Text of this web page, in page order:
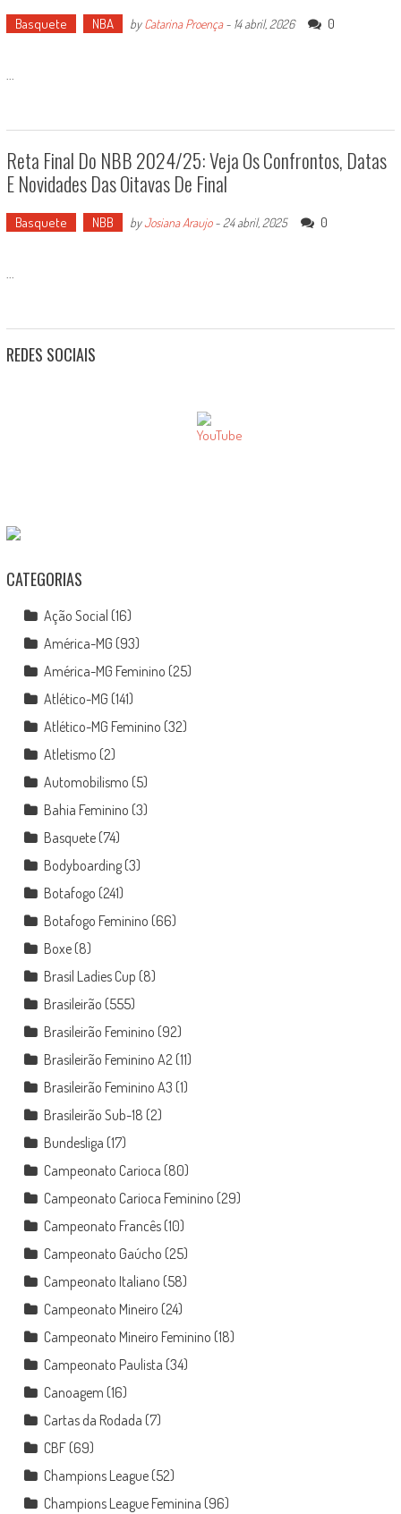
Basquete NBA byCatarina Proença- 14 abril, 2026 0
...
Reta Final Do NBB 2024/25: Veja Os Confrontos, Datas
E Novidades Das Oitavas De Final
Basquete NBB byJosiana Araujo- 24 abril, 2025 0
...
REDES SOCIAIS
CATEGORIAS
Ação Social (16)
América-MG (93)
América-MG Feminino (25)
Atlético-MG (141)
Atlético-MG Feminino (32)
Atletismo (2)
Automobilismo (5)
Bahia Feminino (3)
Basquete(74)
Bodyboarding(3)
Botafogo (241)
Botafogo Feminino (66)
Boxe(8)
Brasil Ladies Cup (8)
Brasileirão (555)
Brasileirão Feminino (92)
Brasileirão Feminino A2(11)
Brasileirão Feminino A3 (1)
Brasileirão Sub-18 (2)
Bundesliga (17)
Campeonato Carioca (80)
Campeonato Carioca Feminino (29)
Campeonato Francês(10)
Campeonato Gaúcho (25)
Campeonato Italiano (58)
Campeonato Mineiro (24)
Campeonato Mineiro Feminino (18)
Campeonato Paulista (34)
Canoagem (16)
Cartas da Rodada (7)
CBF(69)
Champions League(52)
Champions League Feminina (96)